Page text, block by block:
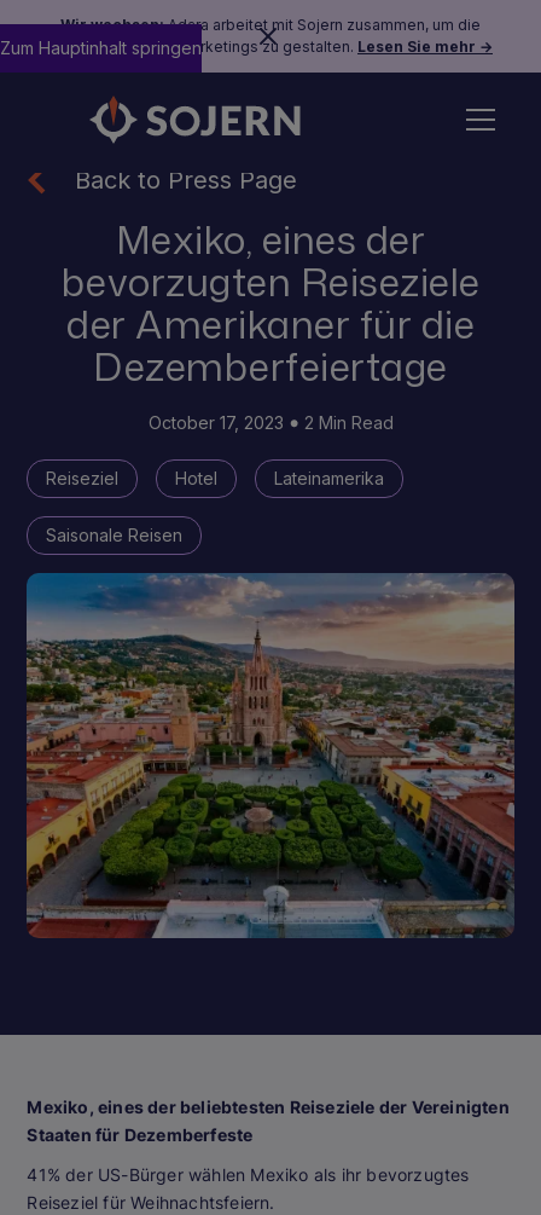
Wir wachsen:Adara arbeitet mit Sojern zusammen, um die
Zukunft des Reisemarketings zu gestalten. Lesen Sie mehr →
Zum Hauptinhalt springen
Back to Press Page
Mexiko, eines der
bevorzugten Reiseziele
der Amerikaner für die
Dezemberfeiertage
October 17, 2023 2 Min Read
Reiseziel Hotel Lateinamerika
Saisonale Reisen
Mexiko, eines der beliebtesten Reiseziele der Vereinigten
Staaten für Dezemberfeste
41% der US-Bürger wählen Mexiko als ihr bevorzugtes
Reiseziel für Weihnachtsfeiern.